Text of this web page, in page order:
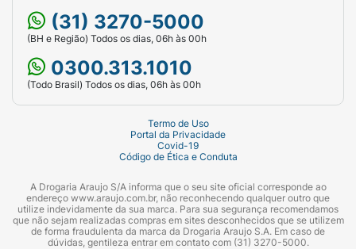
Xtreme:carbonato de cálcio, água, sorbitol,
sódio, monofluorfosfato de sódio, carmelose
sódica, bicarbonato de sódio, pirofosfato
tetrassódico, dióxido de titânio (ci 77891),
sacarina sódica, álcool benzílico, dióxido de
silício, goma xantana, corante azul 74160,
vermelho 30, eugenol.
Contém monofluorfosfato de sódio (1450ppm de
flúor).
(31) 3270-5000
(BH e Região) Todos os dias, 06h às 00h
0300.313.1010
(Todo Brasil) Todos os dias, 06h às 00h
Termo de Uso
Portal da Privacidade
Covid-19
Código de Ética e Conduta
A Drogaria Araujo S/A informa que o seu site oficial corresponde ao
endereço www.araujo.com.br, não reconhecendo qualquer outro que
utilize indevidamente da sua marca. Para sua segurança recomendamos
que não sejam realizadas compras em sites desconhecidos que se utilizem
de forma fraudulenta da marca da Drogaria Araujo S.A. Em caso de
dúvidas, gentileza entrar em contato com (31) 3270-5000.